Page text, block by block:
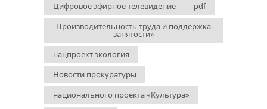
Цифровое эфирное телевидение
pdf
Производительность труда и поддержка
занятости»
нацпроект экология
Новости прокуратуры
национального проекта «Культура»